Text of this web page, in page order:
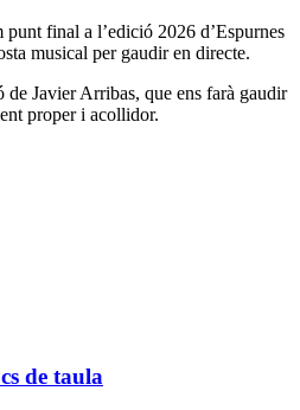
punt final a l’edició 2026 d’Espurnes
musical per gaudir en directe.
de Javier Arribas, que ens farà gaudir
proper i acollidor.
de taula